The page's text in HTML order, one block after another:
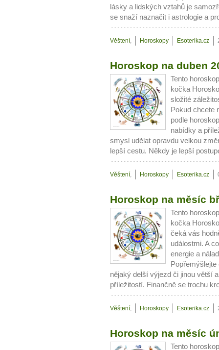
10 tipů
...
Máte pocit, že jste unaveni
Jak mít více energie
Jak vnést do života
Jak být šťastnější
lásky a lidských vztahů je
se snaží naznačit i astrologie a
Věštení, Horoskopy Esoterika.cz
Horoskop na duben
Tento
kočka
složité
Pokud chcete
podle
nabídky a
smysl udělat opravdu velkou
lepší cestu. Někdy je lepší
Věštení, Horoskopy Esoterika.cz
Horoskop na měsíc
Tento
kočka
čeká vás
událostmi. A
energie a
nějaký delší výjezd či jinou větší
příležitostí. Finančně se trochu
Věštení, Horoskopy Esoterika.cz
Horoskop na měsíc
Tento